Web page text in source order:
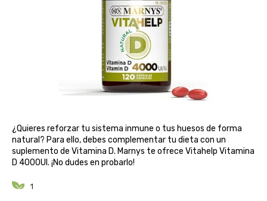
¿Quieres reforzar tu sistema inmune o tus huesos de forma
natural? Para ello, debes complementar tu dieta con un
suplemento de Vitamina D. Marnys te ofrece Vitahelp Vitamina
D 4000UI. ¡No dudes en probarlo!
1
antiox y nutricosmética
hormonal y salud sexual
vista y oídos
protección solar y mosquitos
conservas, patés y sopas
aloe pura laboratorios
alta pasticceria italiana
amapola
ana maria lajusticia